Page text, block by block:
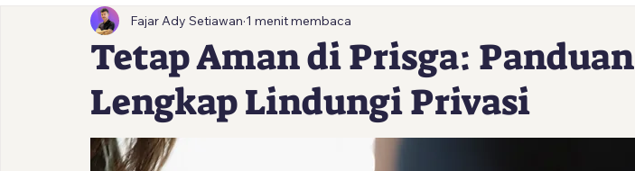
Tetap Aman di Prisga: Panduan
Lengkap Lindungi Privasi
Fajar Ady Setiawan 1 menit membaca